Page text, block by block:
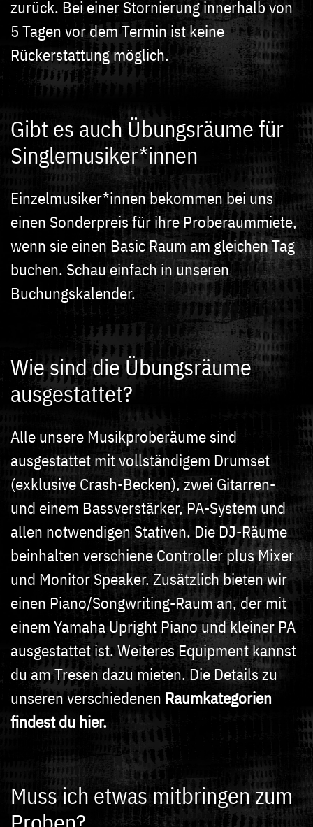
zurück. Bei einer Stornierung innerhalb von
5 Tagen vor dem Termin ist keine
Rückerstattung möglich.
Gibt es auch Übungsräume für
Singlemusiker*innen
Einzelmusiker*innen bekommen bei uns
einen Sonderpreis für ihre Proberaummiete,
wenn sie einen Basic Raum am gleichen Tag
buchen. Schau einfach in unseren
Buchungskalender.
Wie sind die Übungsräume
ausgestattet?
Alle unsere Musikproberäume sind
ausgestattet mit vollständigem Drumset
(exklusive Crash-Becken), zwei Gitarren-
und einem Bassverstärker, PA-System und
allen notwendigen Stativen. Die DJ-Räume
beinhalten verschiene Controller plus Mixer
und Monitor Speaker. Zusätzlich bieten wir
einen Piano/Songwriting-Raum an, der mit
einem Yamaha Upright Piano und kleiner PA
ausgestattet ist. Weiteres Equipment kannst
du am Tresen dazu mieten. Die Details zu
unseren verschiedenen Raumkategorien
findest du hier.
Muss ich etwas mitbringen zum